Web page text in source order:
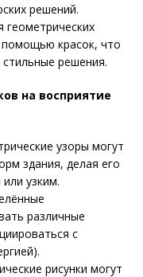
решений.
геометрических
красок, что
решения.
на восприятие
узоры могут
здания, делая его
узким.
различные
с
рисунки могут